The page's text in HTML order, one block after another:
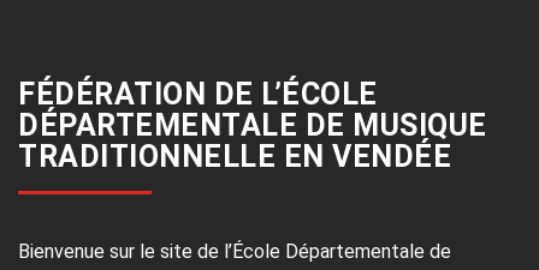
FÉDÉRATION DE L’ÉCOLE
DÉPARTEMENTALE DE MUSIQUE
TRADITIONNELLE EN VENDÉE
Bienvenue sur le site de l’École Départementale de